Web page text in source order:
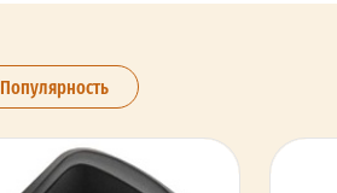
Популярность